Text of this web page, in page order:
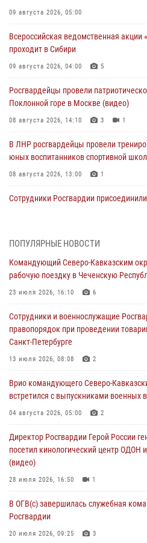
09 августа 2026, 05:00
Всероссийская ведомственная акции
проходит в Сибири
09 августа 2026, 04:00 5
Росгвардейцы провели
Поклонной горе в Москве (видео)
08 августа 2026, 14:10 3 1
В ЛНР росгвардейцы провели
юных воспитанников спортивной
08 августа 2026, 13:00 1
Сотрудники Росгвардии
в честь юбилея ведомства
08 августа 2026, 09:03
медицины с учетом опыта СВО
08 августа 2026, 09:00 2
В Кабардино-Балкарии сотрудники
08 августа 2026, 07:00
Военнослужащие Софринской бригады
дорогой к Победе в СВО» (видео)
2 1
ПОПУЛЯРНЫЕ НОВОСТИ
Командующий Северо-Кавказским
рабочую поездку в Чеченскую
23 июля 2026, 16:10 6
Сотрудники и военнослужащие
правопорядок при проведении
Санкт-Петербурге
13 июля 2026, 08:08 2
Врио командующего Северо-
встретился с выпускниками военных
04 августа 2026, 05:00 2
Директор Росгвардии Герой России
посетил кинологический центр ОДОН
(видео)
28 июля 2026, 16:50 1
В ОГВ(с) завершилась служебная
Росгвардии
20 июля 2026, 09:25 3